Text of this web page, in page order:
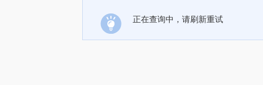
正在查询中，请刷新重试